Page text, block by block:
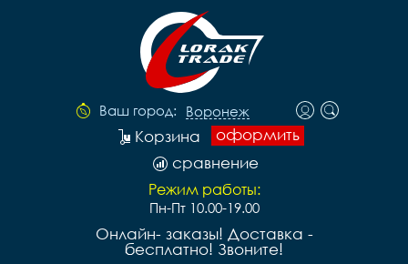
Ваш город: Воронеж
оформить
Корзина
сравнение
Режим работы:
Пн-Пт 10.00-19.00
Онлайн- заказы! Доставка -
бесплатно! Звоните!